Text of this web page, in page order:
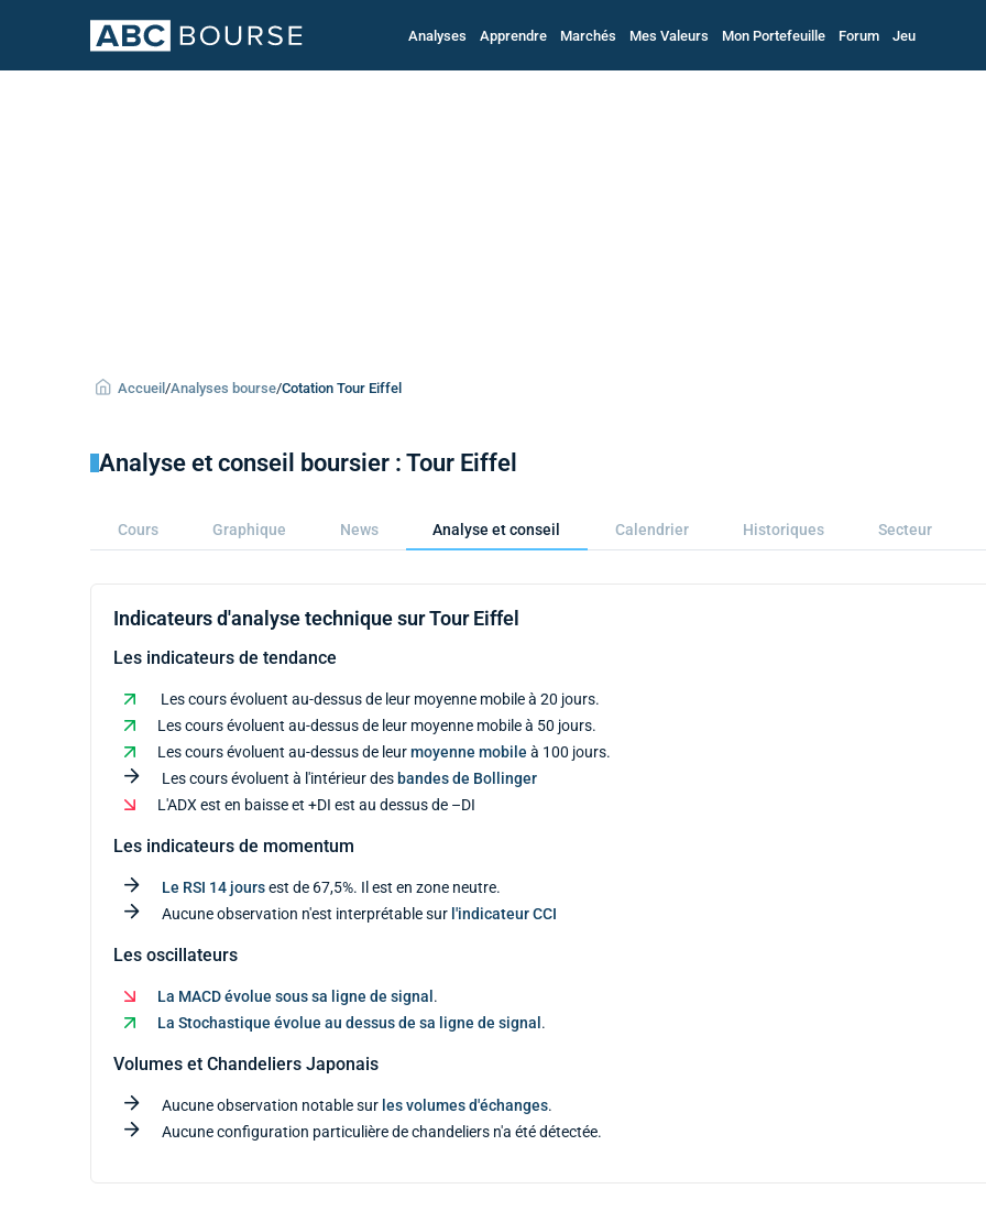
Analyses Apprendre Marchés Mes Valeurs Mon Portefeuille Forum Jeu
Accueil /Analyses bourse/Cotation Tour Eiffel
Analyse et conseil boursier : Tour Eiffel
Cours Graphique News Analyse et conseil Calendrier Historiques Secteur
Indicateurs d'analyse technique sur Tour Eiffel
Les indicateurs de tendance
Les cours évoluent au-dessus de leur moyenne mobile à 20 jours.
Les cours évoluent au-dessus de leur moyenne mobile à 50 jours.
Les cours évoluent au-dessus de leurmoyenne mobile à 100 jours.
Les cours évoluent à l'intérieur des bandes de Bollinger
L'ADX est en baisse et +DI est au dessus de –DI
Les indicateurs de momentum
Le RSI 14 joursest de 67,5%. Il est en zone neutre.
Aucune observation n'est interprétable sur l'indicateur CCI
Les oscillateurs
La MACD évolue sous sa ligne de signal .
La Stochastique évolue au dessus de sa ligne de signal .
Volumes et Chandeliers Japonais
Aucune observation notable sur les volumes d'échanges.
Aucune configuration particulière de chandeliers n'a été détectée.